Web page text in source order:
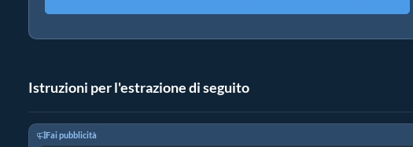
Istruzioni per l'estrazione di seguito
Fai pubblicità